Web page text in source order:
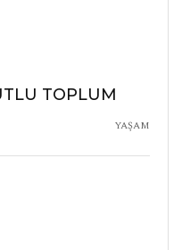
TOPLUM
YAŞAM